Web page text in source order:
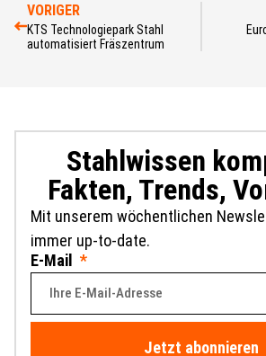
VORIGER
KTS Technologiepark Stahl
automatisiert Fräszentrum
Stahlwissen
Fakten, Trends,
Mit unserem wöchentlichen
immer up-to-date.
E-Mail
Jetzt abonnieren